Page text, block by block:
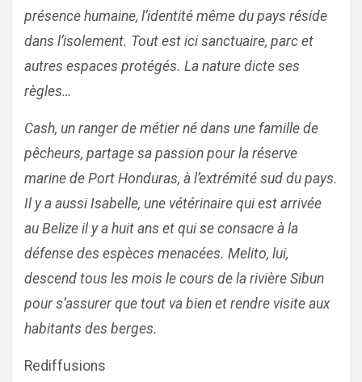
présence humaine, l’identité même du pays réside
dans l’isolement. Tout est ici sanctuaire, parc et
autres espaces protégés. La nature dicte ses
règles…
Cash, un ranger de métier né dans une famille de
pêcheurs, partage sa passion pour la réserve
marine de Port Honduras, à l’extrémité sud du pays.
Il y a aussi Isabelle, une vétérinaire qui est arrivée
au Belize il y a huit ans et qui se consacre à la
défense des espèces menacées. Melito, lui,
descend tous les mois le cours de la rivière Sibun
pour s’assurer que tout va bien et rendre visite aux
habitants des berges.
Rediffusions